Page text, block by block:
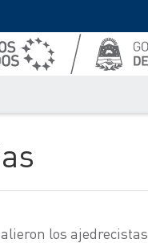
los ajedrecistas